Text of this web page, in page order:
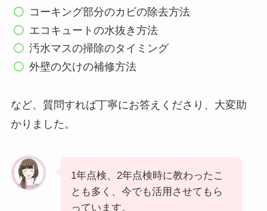
コーキング部分のカビの除去方法
エコキュートの水抜き方法
汚水マスの掃除のタイミング
外壁の欠けの補修方法
など、質問すれば丁寧にお答えくださり、大変助
かりました。
1年点検、2年点検時に教わったこ
とも多く、今でも活用させてもら
っています。